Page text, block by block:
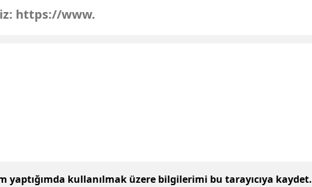
yaptığımda kullanılmak üzere bilgilerimi bu tarayıcıya kaydet.